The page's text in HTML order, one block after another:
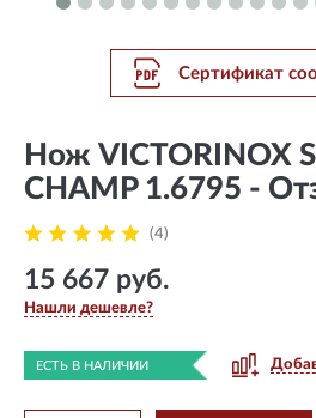
Сертификат
Нож VICTORINOX
CHAMP 1.6795 -
(4)
15 667 руб.
Нашли дешевле?
ЕСТЬ В НАЛИЧИИ